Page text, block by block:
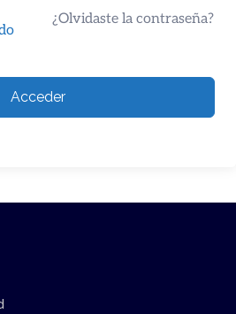
¿Olvidaste la contraseña?
Acceder